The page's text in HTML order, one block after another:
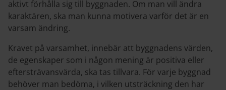
aktivt förhålla sig till byggnaden. Om man vill ändra
karaktären, ska man kunna motivera varför det är en
varsam ändring.
Kravet på varsamhet, innebär att byggnadens värden,
de egenskaper som i någon mening är positiva eller
eftersträvansvärda, ska tas tillvara. För varje byggnad
behöver man bedöma, i vilken utsträckning den har